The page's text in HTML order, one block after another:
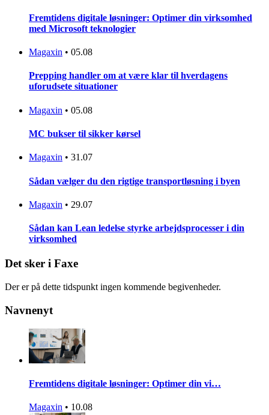
Fremtidens digitale løsninger: Optimer din virksomhed
med Microsoft teknologier
Magaxin • 05.08
Prepping handler om at være klar til hverdagens
uforudsete situationer
Magaxin • 05.08
MC bukser til sikker kørsel
Magaxin • 31.07
Sådan vælger du den rigtige transportløsning i byen
Magaxin • 29.07
Sådan kan Lean ledelse styrke arbejdsprocesser i din
virksomhed
Det sker i Faxe
Der er på dette tidspunkt ingen kommende begivenheder.
Navnenyt
Fremtidens digitale løsninger: Optimer din vi…
Magaxin • 10.08